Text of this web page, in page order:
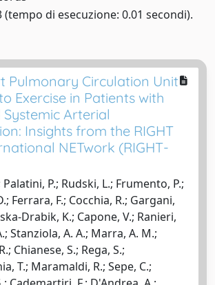
(tempo di esecuzione: 0.01 secondi).
Pulmonary Circulation Unit
Exercise in Patients with
Arterial
Insights from the RIGHT
NETwork (RIGHT-
P.; Rudski, L.; Frumento, P.;
Ferrara, F.; Cocchia, R.; Gargani,
Drabik, K.; Capone, V.; Ranieri,
Stanziola, A. A.; Marra, A. M.;
Chianese, S.; Rega, S.;
T.; Maramaldi, R.; Sepe, C.;